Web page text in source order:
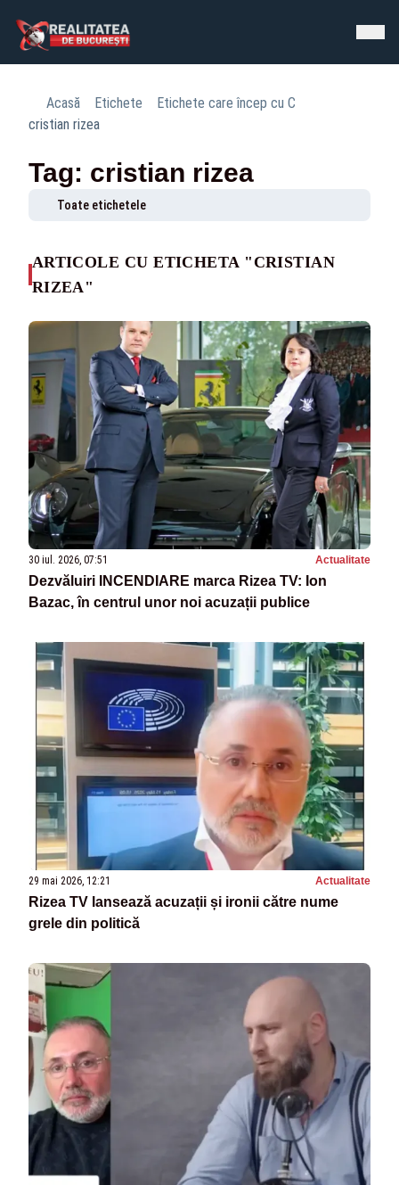
Acasă Etichete
Etichete care încep cu C
cristian rizea
Tag: cristian rizea
Toate etichetele
ARTICOLE CU ETICHETA "CRISTIAN
RIZEA"
30 iul. 2026, 07:51 Actualitate
Dezvăluiri INCENDIARE marca Rizea TV: Ion
Bazac, în centrul unor noi acuzații publice
29 mai 2026, 12:21 Actualitate
Rizea TV lansează acuzații și ironii către nume
grele din politică